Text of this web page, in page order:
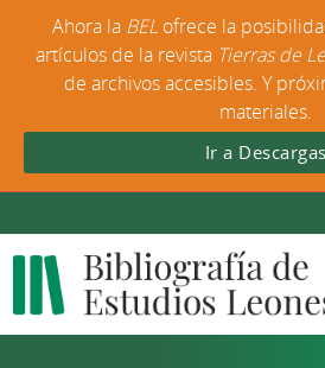
Ahora la BEL ofrece la
artículos de la revista Tierras de
de archivos accesibles. Y
materiales.
Ir a Descargas